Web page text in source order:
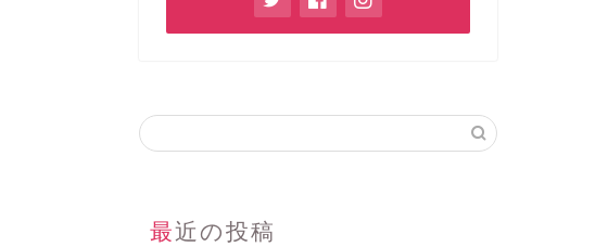
最近の投稿